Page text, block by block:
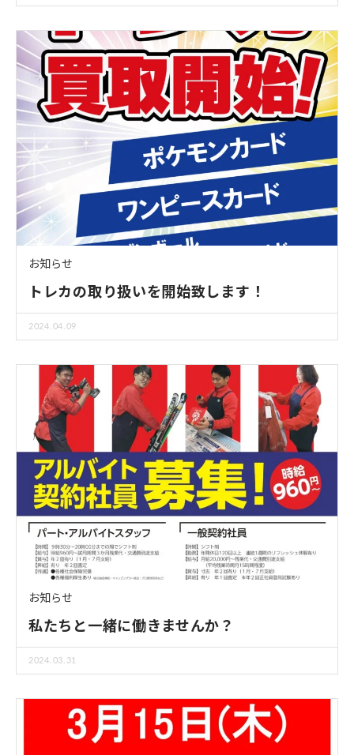
お知らせ
トレカの取り扱いを開始致します！
2024.04.09
お知らせ
私たちと一緒に働きませんか？
2024.03.31